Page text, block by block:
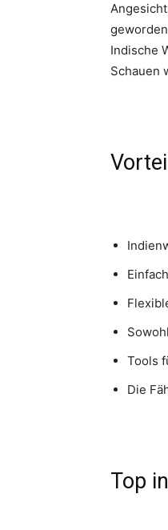
Indische
Schauen
Tools
Die
Top